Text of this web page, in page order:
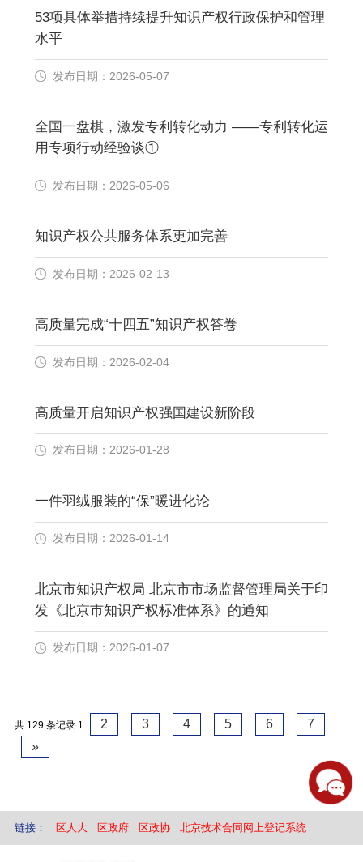
53项具体举措持续提升知识产权行政保护和管理
水平
发布日期：2026-05-07
全国一盘棋，激发专利转化动力 ——专利转化运
用专项行动经验谈①
发布日期：2026-05-06
知识产权公共服务体系更加完善
发布日期：2026-02-13
高质量完成“十四五”知识产权答卷
发布日期：2026-02-04
高质量开启知识产权强国建设新阶段
发布日期：2026-01-28
一件羽绒服装的“保”暖进化论
发布日期：2026-01-14
北京市知识产权局 北京市市场监督管理局关于印
发《北京市知识产权标准体系》的通知
发布日期：2026-01-07
共 129 条记录 1 2 3 4 5 6
7
»
链接： 区人大 区政府 区政协 北京技术合同网上登记系统